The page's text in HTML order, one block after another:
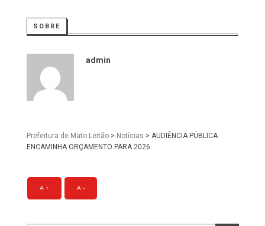
SOBRE
admin
Prefeitura de Mato Leitão > Notícias > AUDIÊNCIA PÚBLICA
ENCAMINHA ORÇAMENTO PARA 2026
A + A -